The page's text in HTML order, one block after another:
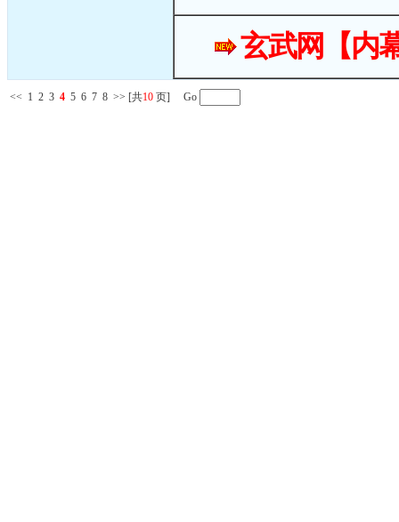
玄武网【内
<< 1 2 3 4 5 6 7 8 >> [共10 页] Go